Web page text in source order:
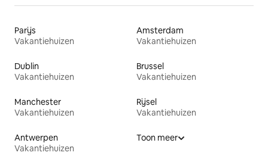
Parijs
Vakantiehuizen
Amsterdam
Vakantiehuizen
Dublin
Vakantiehuizen
Brussel
Vakantiehuizen
Manchester
Vakantiehuizen
Rijsel
Vakantiehuizen
Antwerpen
Vakantiehuizen
Toon meer